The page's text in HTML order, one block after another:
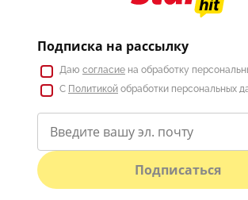
Подписка на рассылку
Даю согласие на обработку
С Политикой обработки персональных
Подписаться